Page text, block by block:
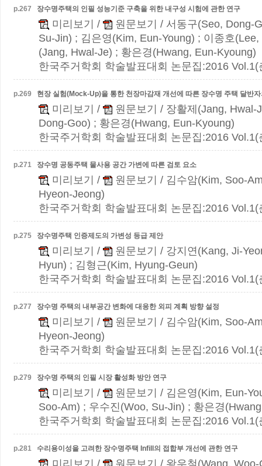
p.267 장수명주택의 인필 성능기준 구축을 위한 내구성 시험에 관한 연구
미리보기 / 원문보기
/ 서동구(Seo, Dong-
Su-Jin) ; 김은영(Kim, Eun-Young) ; 이종호
(Jang, Hwal-Je) ; 황은경(Hwang, Eun-Kyoung)
한국주거학회 학술발표대회 논문집:2016
p.269 현장 실험(Mock-Up)을 통한 천장마감재 개선에 따른 장수명 주택 달반
미리보기 / 원문보기
/ 장활제(Jang, Hwal-
Dong-Goo) ; 황은경(Hwang, Eun-Kyoung)
한국주거학회 학술발표대회 논문집:2016
p.271 장수명 공동주택 물사용 공간 가변에 따른 검토 요소
미리보기 / 원문보기
/ 김수암(Kim, Soo-
Hyeon-Jeong)
한국주거학회 학술발표대회 논문집:2016
p.275 장수명주택 인증제도의 가변성 등급 제안
미리보기 / 원문보기
/ 강지연(Kang, Ji-
Hyun) ; 김형근(Kim, Hyung-Geun)
한국주거학회 학술발표대회 논문집:2016
p.277 장수명 주택의 내부공간 변화에 대응한 외피 계획 방향 설정
미리보기 / 원문보기
/ 김수암(Kim, Soo-
Hyeon-Jeong)
한국주거학회 학술발표대회 논문집:2016
p.279 장수명 주택의 인필 시장 활성화 방안 연구
미리보기 / 원문보기
/ 김은영(Kim, Eun-
Soo-Am) ; 우수진(Woo, Su-Jin) ; 황은경
한국주거학회 학술발표대회 논문집:2016
p.281 수리용이성을 고려한 장수명주택 Infill의 접합부 개선에 관한 연구
미리보기 / 원문보기
/ 왕우철(Wang,